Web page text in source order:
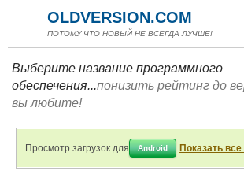
OLDVERSION.COM
ПОТОМУ ЧТО НОВЫЙ НЕ ВСЕГДА ЛУЧШЕ!
Выберите название программного
обеспечения...понизить рейтинг до
вы любите!
Просмотр загрузок для Android Показать